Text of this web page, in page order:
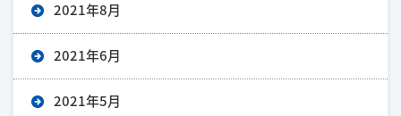
2021年8月
2021年6月
2021年5月